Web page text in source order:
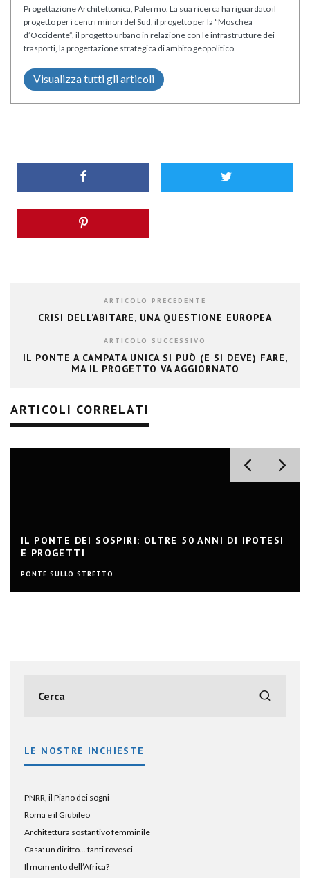
Progettazione Architettonica, Palermo. La sua ricerca ha riguardato il
progetto per i centri minori del Sud, il progetto per la “Moschea
d’Occidente”, il progetto urbano in relazione con le infrastrutture dei
trasporti, la progettazione strategica di ambito geopolitico.
Visualizza tutti gli articoli
ARTICOLO PRECEDENTE
CRISI DELL’ABITARE, UNA QUESTIONE EUROPEA
ARTICOLO SUCCESSIVO
IL PONTE A CAMPATA UNICA SI PUÒ (E SI DEVE) FARE,
MA IL PROGETTO VA AGGIORNATO
ARTICOLI CORRELATI
IL PONTE DEI SOSPIRI: OLTRE 50 ANNI DI IPOTESI
E PROGETTI
PONTE SULLO STRETTO
LE NOSTRE INCHIESTE
PNRR, il Piano dei sogni
Roma e il Giubileo
Architettura sostantivo femminile
Casa: un diritto… tanti rovesci
Il momento dell’Africa?